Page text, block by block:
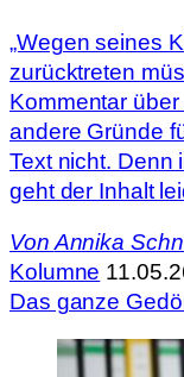
„Wegen seines
zurücktreten
Kommentar
andere Gründe
Text nicht. Denn
geht der Inhalt
Von Annika
Kolumne
Das ganze